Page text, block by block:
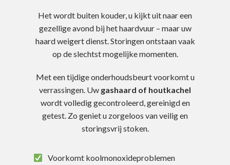
Het wordt buiten kouder, u kijkt uit naar een
gezellige avond bij het haardvuur – maar uw
haard weigert dienst. Storingen ontstaan vaak
op de slechtst mogelijke momenten.
Met een tijdige onderhoudsbeurt voorkomt u
verrassingen. Uw gashaard of houtkachel
wordt volledig gecontroleerd, gereinigd en
getest. Zo geniet u zorgeloos van veilig en
storingsvrij stoken.
Voorkomt koolmonoxideproblemen